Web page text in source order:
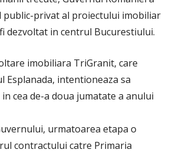
privat al proiectului imobiliar
dezvoltat in centrul Bucurestiului.
imobiliara TriGranit, care
Esplanada, intentioneaza sa
cea de-a doua jumatate a anului
urmatoarea etapa o
contractului catre Primaria